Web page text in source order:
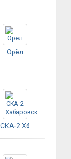
Орёл
СКА-2 Хб